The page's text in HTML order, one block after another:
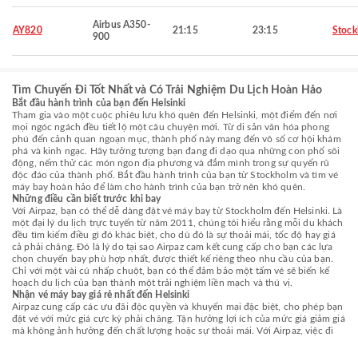
AY820
Airbus A350-
900
21:15 23:15
Tìm Chuyến Đi Tốt Nhất và Có Trải Nghiệm Du Lịch Hoàn Hảo
Bắt đầu hành trình của bạn đến Helsinki
Tham gia vào một cuộc phiêu lưu khó quên đến Helsinki, một điểm đến nơi
mọi ngóc ngách đều tiết lộ một câu chuyện mới. Từ di sản văn hóa phong
phú đến cảnh quan ngoạn mục, thành phố này mang đến vô số cơ hội khám
phá và kinh ngạc. Hãy tưởng tượng bạn đang đi dạo qua những con phố sôi
động, nếm thử các món ngon địa phương và đắm mình trong sự quyến rũ
độc đáo của thành phố. Bắt đầu hành trình của bạn từ Stockholm và tìm vé
máy bay hoàn hảo để làm cho hành trình của bạn trở nên khó quên.
Những điều cần biết trước khi bay
Với Airpaz, bạn có thể dễ dàng đặt vé máy bay từ Stockholm đến Helsinki. Là
một đại lý du lịch trực tuyến từ năm 2011, chúng tôi hiểu rằng mỗi du khách
đều tìm kiếm điều gì đó khác biệt, cho dù đó là sự thoải mái, tốc độ hay giá
cả phải chăng. Đó là lý do tại sao Airpaz cam kết cung cấp cho bạn các lựa
chọn chuyến bay phù hợp nhất, được thiết kế riêng theo nhu cầu của bạn.
Chỉ với một vài cú nhấp chuột, bạn có thể đảm bảo một tấm vé sẽ biến kế
hoạch du lịch của bạn thành một trải nghiệm liền mạch và thú vị.
Nhận vé máy bay giá rẻ nhất đến Helsinki
Airpaz cung cấp các ưu đãi độc quyền và khuyến mại đặc biệt, cho phép bạn
đặt vé với mức giá cực kỳ phải chăng. Tận hưởng lợi ích của mức giá giảm giá
mà không ảnh hưởng đến chất lượng hoặc sự thoải mái. Với Airpaz, việc đi